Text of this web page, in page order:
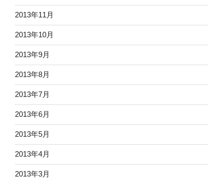
2013年11月
2013年10月
2013年9月
2013年8月
2013年7月
2013年6月
2013年5月
2013年4月
2013年3月